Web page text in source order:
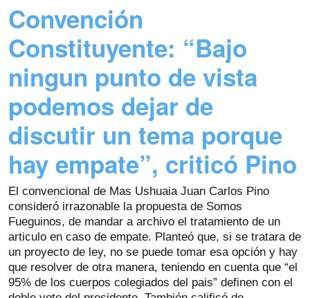
Convención
Constituyente: “Bajo
ningun punto de vista
podemos dejar de
discutir un tema porque
hay empate”, criticó Pino
El convencional de Mas Ushuaia Juan Carlos Pino
consideró irrazonable la propuesta de Somos
Fueguinos, de mandar a archivo el tratamiento de un
articulo en caso de empate. Planteó que, si se tratara de
un proyecto de ley, no se puede tomar esa opción y hay
que resolver de otra manera, teniendo en cuenta que “el
95% de los cuerpos colegiados del pais” definen con el